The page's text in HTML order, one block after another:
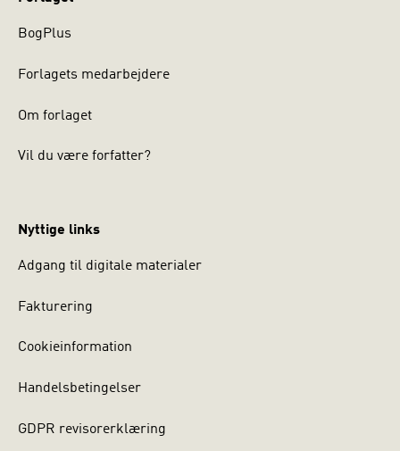
BogPlus
Forlagets medarbejdere
Om forlaget
Vil du være forfatter?
Nyttige links
Adgang til digitale materialer
Fakturering
Cookieinformation
Handelsbetingelser
GDPR revisorerklæring